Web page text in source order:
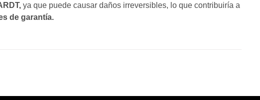
ya que puede causar daños irreversibles, lo que contribuiría a
de garantía.